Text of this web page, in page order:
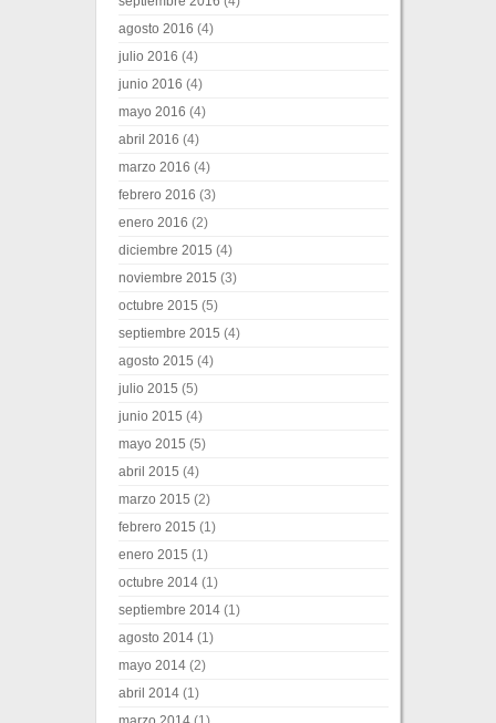
agosto 2016 (4)
julio 2016 (4)
junio 2016 (4)
mayo 2016 (4)
abril 2016 (4)
marzo 2016 (4)
febrero 2016 (3)
enero 2016 (2)
diciembre 2015 (4)
noviembre 2015 (3)
octubre 2015 (5)
septiembre 2015 (4)
agosto 2015 (4)
julio 2015 (5)
junio 2015 (4)
mayo 2015 (5)
abril 2015 (4)
marzo 2015 (2)
febrero 2015 (1)
enero 2015 (1)
octubre 2014 (1)
septiembre 2014 (1)
agosto 2014 (1)
mayo 2014 (2)
abril 2014 (1)